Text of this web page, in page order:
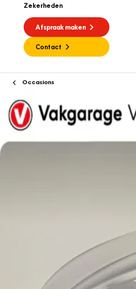
Zekerheden
Afspraak maken
Contact
Occasions